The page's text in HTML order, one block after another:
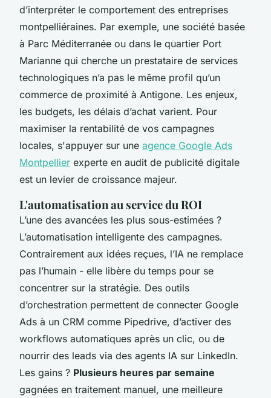
d’interpréter le comportement des entreprises
montpelliéraines. Par exemple, une société basée
à Parc Méditerranée ou dans le quartier Port
Marianne qui cherche un prestataire de services
technologiques n’a pas le même profil qu’un
commerce de proximité à Antigone. Les enjeux,
les budgets, les délais d’achat varient. Pour
maximiser la rentabilité de vos campagnes
locales, s'appuyer sur une agence Google Ads
Montpellier experte en audit de publicité digitale
est un levier de croissance majeur.
L'automatisation au service du ROI
L’une des avancées les plus sous-estimées ?
L’automatisation intelligente des campagnes.
Contrairement aux idées reçues, l’IA ne remplace
pas l’humain - elle libère du temps pour se
concentrer sur la stratégie. Des outils
d’orchestration permettent de connecter Google
Ads à un CRM comme Pipedrive, d’activer des
workflows automatiques après un clic, ou de
nourrir des leads via des agents IA sur LinkedIn.
Les gains ? Plusieurs heures par semaine
gagnées en traitement manuel, une meilleure